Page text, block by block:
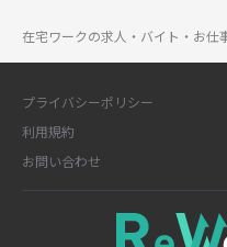
在宅ワークの求人・バイト・お仕
プライバシーポリシー
利用規約
お問い合わせ